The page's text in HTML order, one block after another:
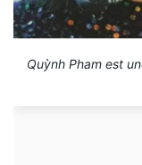
Quỳnh Pham est